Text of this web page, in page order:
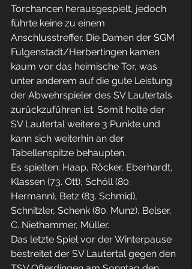
Torchancen herausgespielt, jedoch
führte keine zu einem
Anschlusstreffer. Die Damen der SGM
Fulgenstadt/Herbertingen kamen
kaum vor das heimische Tor, was
unter anderem auf die gute Leistung
der Abwehrspieler des SV Lautertals
zurückzuführen ist. Somit holte der
SV Lautertal weitere 3 Punkte und
kann sich weiterhin an der
Tabellenspitze behaupten.
Es spielten: Haap, Röcker, Eberhardt,
Klassen (73. Ott), Schöll (80.
Hermann), Betz (83. Schmid),
Schnitzler, Schenk (80. Munz), Belser,
C. Niethammer, Müller.
Das letzte Spiel vor der Winterpause
bestreitet der SV Lautertal gegen den